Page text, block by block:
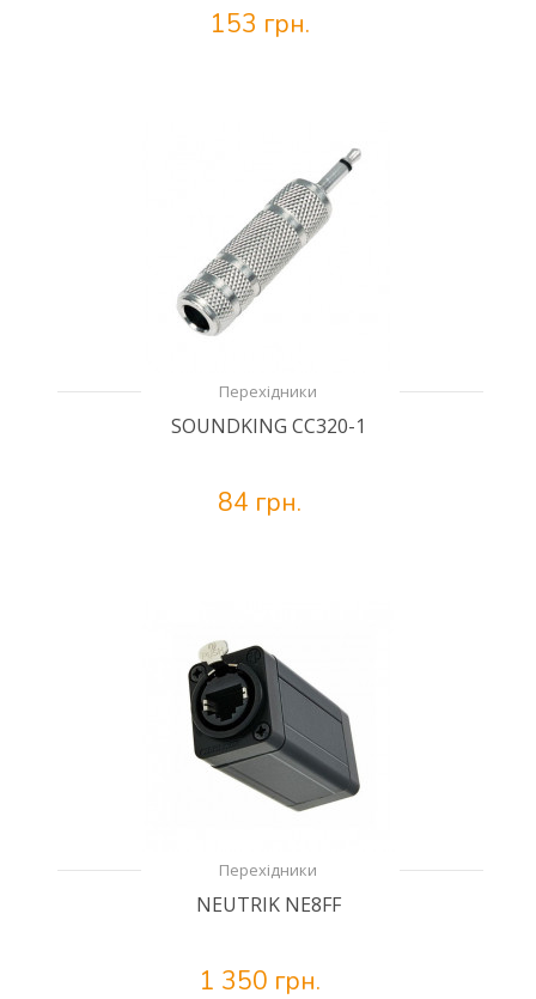
153 грн.
Перехідники
SOUNDKING CC320-1
84 грн.
Перехідники
NEUTRIK NE8FF
1 350 грн.